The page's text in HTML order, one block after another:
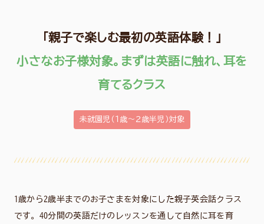
「親子で楽しむ最初の英語体験！」
小さなお子様対象。まずは英語に触れ、耳を
育てるクラス
未就園児（１歳〜２歳半児）対象
1歳から2歳半までのお子さまを対象にした親子英会話クラス
です。40分間の英語だけのレッスンを通して自然に耳を育